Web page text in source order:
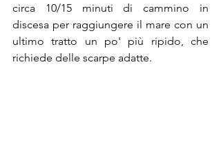
circa 10/15 minuti di cammino in
discesa per raggiungere il mare con un
ultimo tratto un po' più ripido, che
richiede delle scarpe adatte.